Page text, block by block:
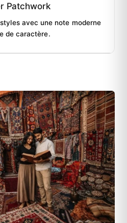
Patchwork
avec une note moderne
de caractère.